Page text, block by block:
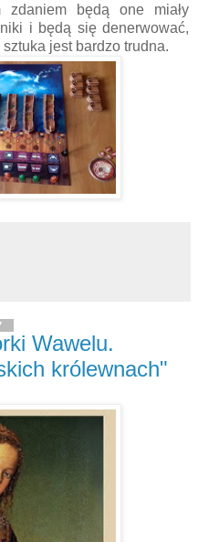
będą one miały
i będą się denerwować,
jest bardzo trudna.
Wawelu.
królewnach"